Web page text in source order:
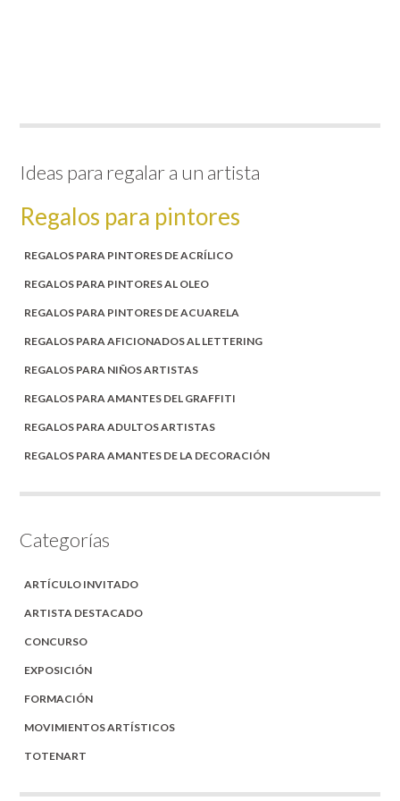
Ideas para regalar a un artista
Regalos para pintores
REGALOS PARA PINTORES DE ACRÍLICO
REGALOS PARA PINTORES AL OLEO
REGALOS PARA PINTORES DE ACUARELA
REGALOS PARA AFICIONADOS AL LETTERING
REGALOS PARA NIÑOS ARTISTAS
REGALOS PARA AMANTES DEL GRAFFITI
REGALOS PARA ADULTOS ARTISTAS
REGALOS PARA AMANTES DE LA DECORACIÓN
Categorías
ARTÍCULO INVITADO
ARTISTA DESTACADO
CONCURSO
EXPOSICIÓN
FORMACIÓN
MOVIMIENTOS ARTÍSTICOS
TOTENART